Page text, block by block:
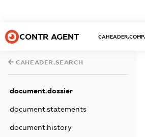
CONTR AGENT
CAHEADER.SEARCH
document.dossier
document.statements
document.history